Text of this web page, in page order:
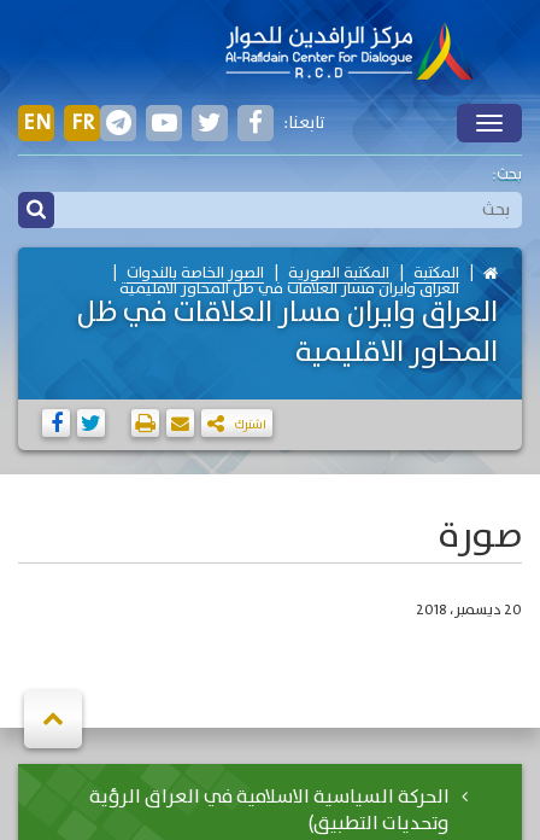
Toggle
EN FR تابعنا:
بحث:
المكتبة المكتبة الصورية الصور الخاصة بالندوات
العراق وايران مسار العلاقات في ظل المحاور الاقليمية
العراق وايران مسار العلاقات في ظل
المحاور الاقليمية
اشترك
صورة
20 ديسمبر، 2018
الحركة السياسية الاسلامية في العراق الرؤية
وتحديات التطبيق)